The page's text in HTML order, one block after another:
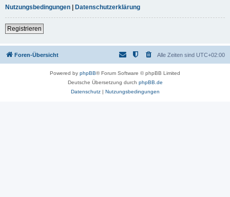
Nutzungsbedingungen | Datenschutzerklärung
Registrieren
Foren-Übersicht Alle Zeiten sind UTC+02:00
Powered by phpBB® Forum Software © phpBB Limited
Deutsche Übersetzung durch phpBB.de
Datenschutz| Nutzungsbedingungen